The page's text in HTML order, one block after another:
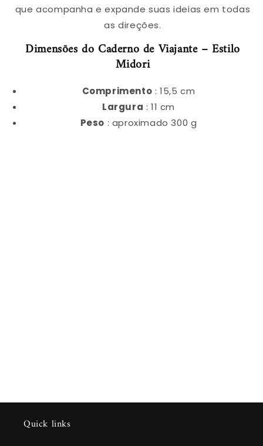
que acompanha e expande suas ideias em todas
as direções.
Dimensões do Caderno de Viajante – Estilo
Midori
Comprimento : 15,5 cm
Largura : 11 cm
Peso : aproximado 300 g
Quick links